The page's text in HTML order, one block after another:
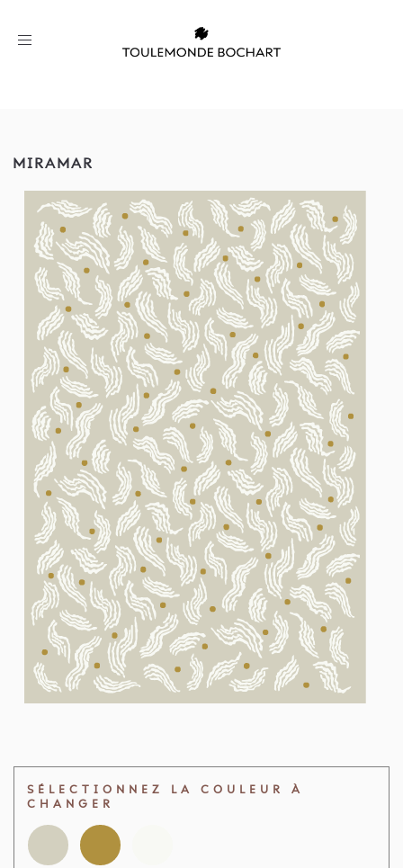
Toggle
MIRAMAR
SÉLECTIONNEZ LA COULEUR À
CHANGER